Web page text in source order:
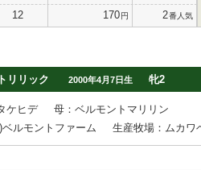
12 170円 2番人気
リリック
2000年4月7日生 牝2
ケヒデ
母：ベルモントマリリン
ベルモントファーム
生産牧場：ムカワ